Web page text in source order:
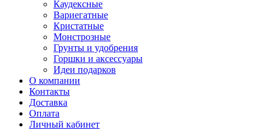
Каудексные
Вариегатные
Кристатные
Монстрозные
Грунты и удобрения
Горшки и аксессуары
Идеи подарков
О компании
Контакты
Доставка
Оплата
Личный кабинет